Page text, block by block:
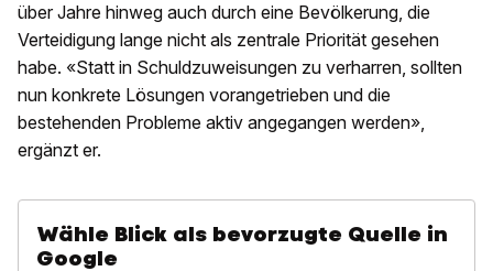
über Jahre hinweg auch durch eine Bevölkerung, die
Verteidigung lange nicht als zentrale Priorität gesehen
habe. «Statt in Schuldzuweisungen zu verharren, sollten
nun konkrete Lösungen vorangetrieben und die
bestehenden Probleme aktiv angegangen werden»,
ergänzt er.
Wähle Blick als bevorzugte Quelle in
Google